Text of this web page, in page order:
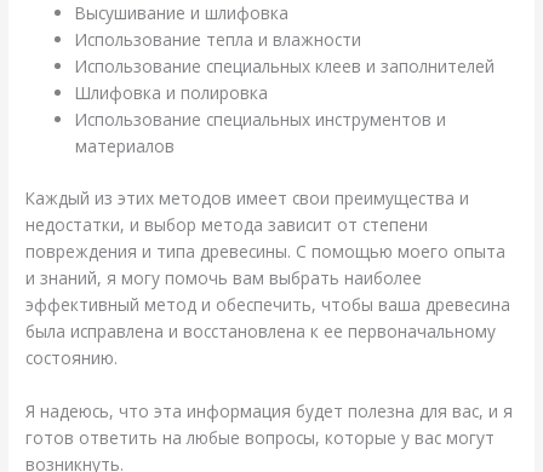
Высушивание и шлифовка
Использование тепла и влажности
Использование специальных клеев и заполнителей
Шлифовка и полировка
Использование специальных инструментов и
материалов
Каждый из этих методов имеет свои преимущества и
недостатки, и выбор метода зависит от степени
повреждения и типа древесины. С помощью моего опыта
и знаний, я могу помочь вам выбрать наиболее
эффективный метод и обеспечить, чтобы ваша древесина
была исправлена и восстановлена к ее первоначальному
состоянию.
Я надеюсь, что эта информация будет полезна для вас, и я
готов ответить на любые вопросы, которые у вас могут
возникнуть.